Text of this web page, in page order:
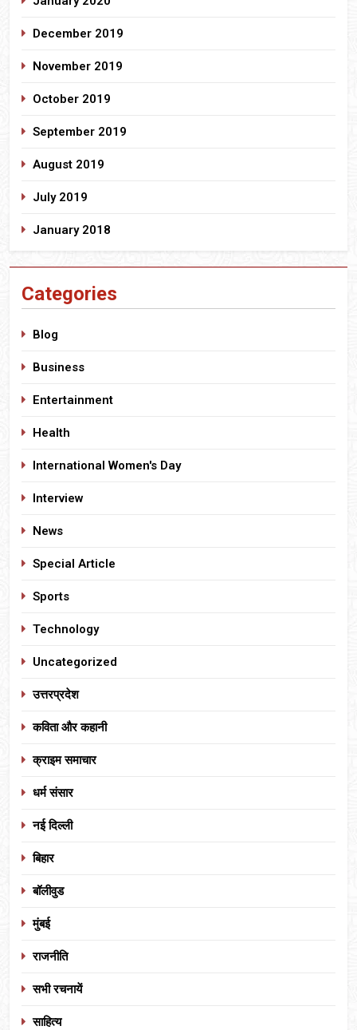
December 2019
November 2019
October 2019
September 2019
August 2019
July 2019
January 2018
Categories
Blog
Business
Entertainment
Health
International Women's Day
Interview
News
Special Article
Sports
Technology
Uncategorized
उत्तरप्रदेश
कविता और कहानी
क्राइम समाचार
धर्म संसार
नई दिल्ली
बिहार
बॉलीवुड
मुंबई
राजनीति
सभी रचनायें
साहित्य